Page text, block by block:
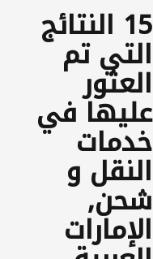
15 النتائج
التي تم
العثور
عليها في
خدمات
النقل و
شحن,
الإمارات